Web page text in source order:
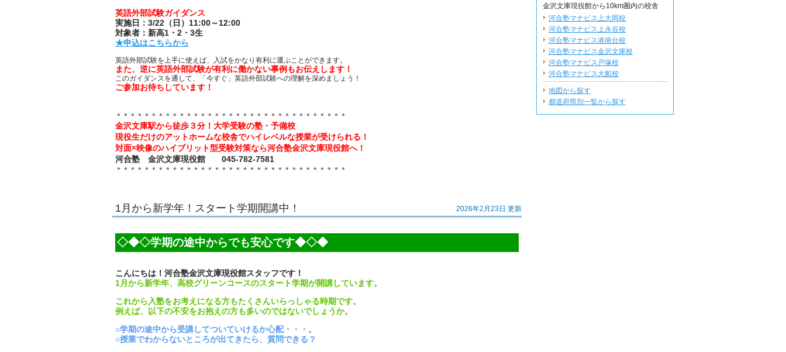
英語外部試験ガイダンス
実施日：3/22（日）11:00～12:00
対象者：新高1・2・3生
★申込はこちらから
英語外部試験を上手に使えば、入試をかなり有利に運ぶことができます。
また、逆に英語外部試験が有利に働かない事例もお伝えします！
このガイダンスを通して、「今すぐ」英語外部試験への理解を深めましょう！
ご参加お待ちしています！
＊＊＊＊＊＊＊＊＊＊＊＊＊＊＊＊＊＊＊＊＊＊＊＊＊＊＊＊＊＊＊＊＊
金沢文庫駅から徒歩３分！大学受験の塾・予備校
現役生だけのアットホームな校舎でハイレベルな授業が受けられる！
対面×映像のハイブリット型受験対策なら河合塾金沢文庫現役館へ！
河合塾 金沢文庫現役館 045-782-7581
＊＊＊＊＊＊＊＊＊＊＊＊＊＊＊＊＊＊＊＊＊＊＊＊＊＊＊＊＊＊＊＊＊
1月から新学年！スタート学期開講中！ 2026年2月23日 更新
◇◆◇学期の途中からでも安心です◆◇◆
こんにちは！河合塾金沢文庫現役館スタッフです！
1月から新学年、高校グリーンコースのスタート学期が開講しています。
これから入塾をお考えになる方もたくさんいらっしゃる時期です。
例えば、以下の不安をお抱えの方も多いのではないでしょうか。
○学期の途中から受講してついていけるか心配・・・。
○授業でわからないところが出てきたら、質問できる？
金沢文庫現役館から10km圏内の校舎
河合塾マナビス上大岡校
河合塾マナビス上永谷校
河合塾マナビス港南台校
河合塾マナビス金沢文庫校
河合塾マナビス戸塚校
河合塾マナビス大船校
地図から探す
都道府県別一覧から探す